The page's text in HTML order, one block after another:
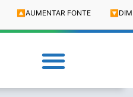
🔼 AUMENTAR FONTE 🔽